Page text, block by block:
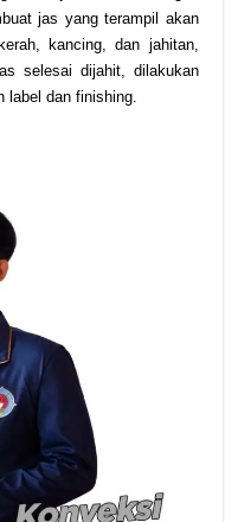
jas yang terampil akan
kancing, dan jahitan,
selesai dijahit, dilakukan
label dan finishing.